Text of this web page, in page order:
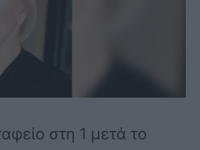
στη 1 μετά το